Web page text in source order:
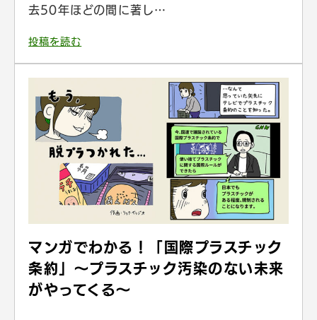
去50年ほどの間に著し…
投稿を読む
マンガでわかる！「国際プラスチック
条約」〜プラスチック汚染のない未来
がやってくる〜